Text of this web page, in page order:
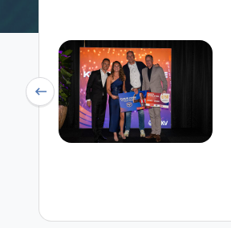
Previous